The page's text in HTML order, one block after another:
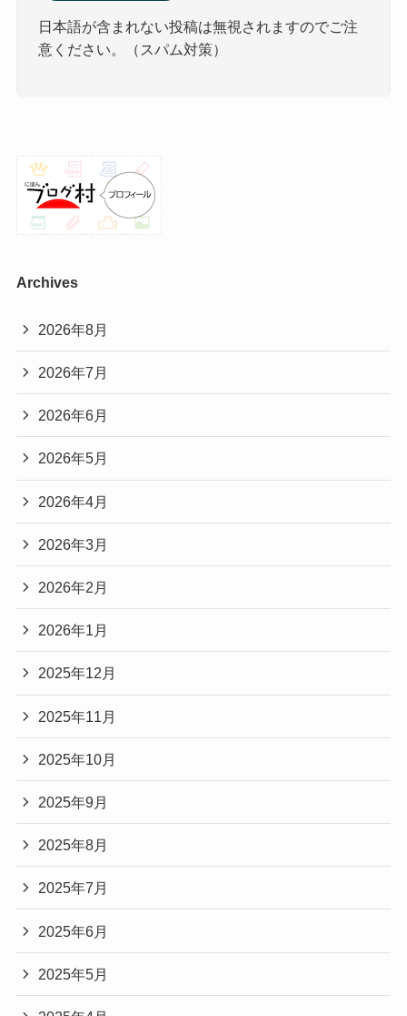
日本語が含まれない投稿は無視されますのでご注
意ください。（スパム対策）
Archives
2026年8月
2026年7月
2026年6月
2026年5月
2026年4月
2026年3月
2026年2月
2026年1月
2025年12月
2025年11月
2025年10月
2025年9月
2025年8月
2025年7月
2025年6月
2025年5月